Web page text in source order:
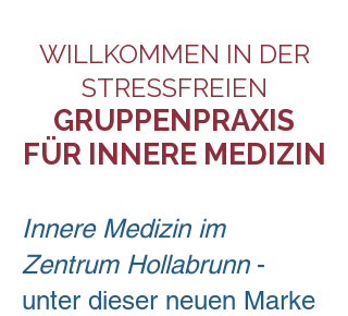
WILLKOMMEN IN DER
STRESSFREIEN
GRUPPENPRAXIS
FÜR INNERE MEDIZIN
Innere Medizin im
Zentrum Hollabrunn-
unter dieser neuen Marke